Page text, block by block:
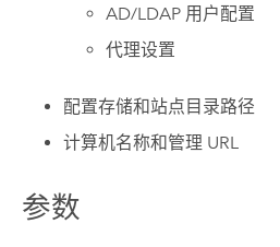
AD/LDAP 用户配置
代理设置
配置存储和站点目录路径
计算机名称和管理 URL
参数